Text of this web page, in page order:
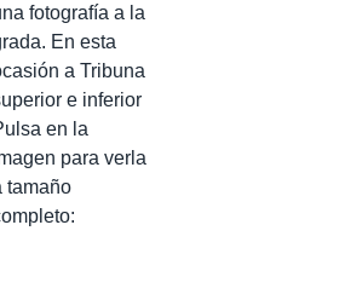
fotografía a la
En esta
a Tribuna
e inferior
en la
para verla
tamaño